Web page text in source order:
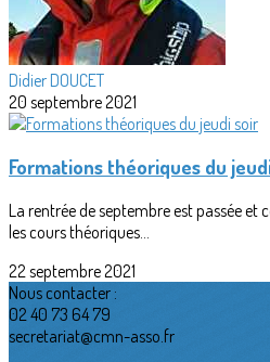
Didier DOUCET
20 septembre 2021
Formations théoriques du
La rentrée de septembre est passée et
les cours théoriques...
22 septembre 2021
Nous contacter :
02 40 73 64 79
secretariat@cmn-asso.fr